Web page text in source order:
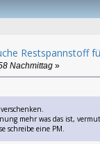
Restspannstoff
Nachmittag»
mehr was das ist,
schreibe eine PM.